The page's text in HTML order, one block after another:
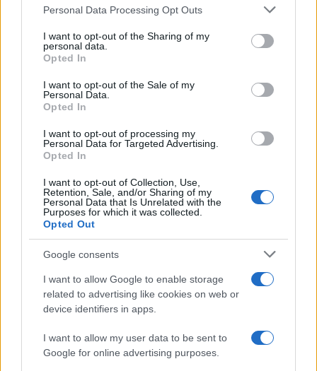
Please note that this website/app uses one or more Google
not limited to your visit or usage behaviour. You may click to
grant or deny consent to Google and its third-party tags to
use your data for below specified purposes in below Google
consent section.
Personal Data Processing Opt Outs
I want to opt-out of the Sharing of my
personal data.
Opted In
I want to opt-out of the Sale of my
Personal Data.
Opted In
I want to opt-out of processing my
Personal Data for Targeted Advertising.
Opted In
I want to opt-out of Collection, Use,
Retention, Sale, and/or Sharing of my
Personal Data that Is Unrelated with the
Purposes for which it was collected.
Opted Out
Google consents
I want to allow Google to enable storage
related to advertising like cookies on web or
device identifiers in apps.
I want to allow my user data to be sent to
Google for online advertising purposes.
Cómo Bitcoin y la IA están transformando la economía global
Diego Martín · 7 Ago 2026